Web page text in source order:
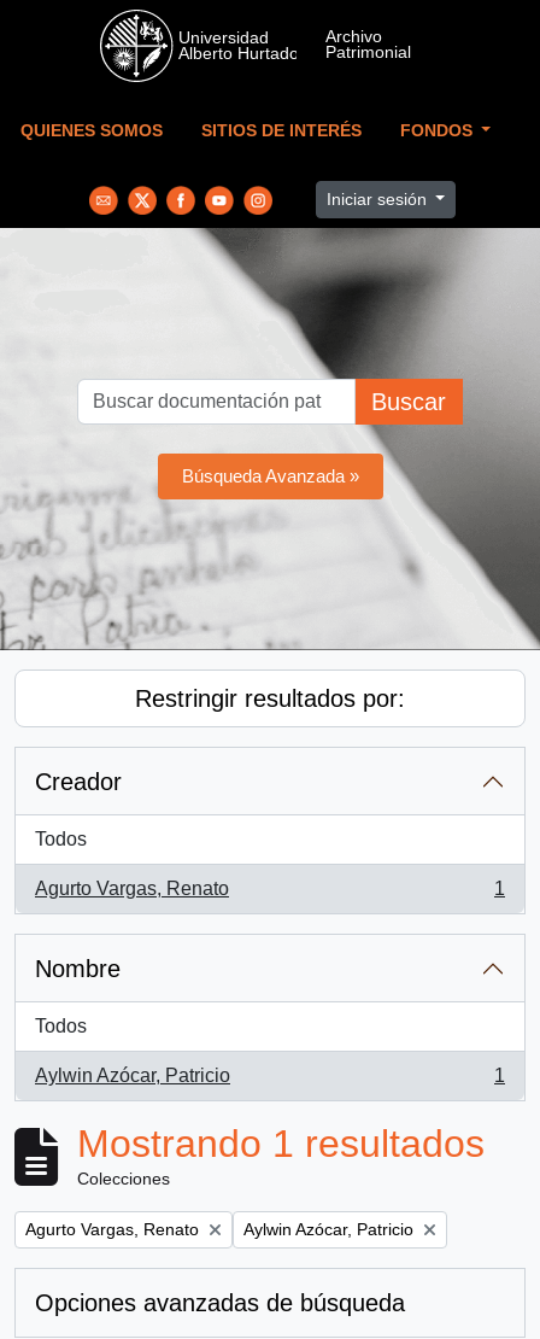
Skip to main content
QUIENES SOMOS SITIOS DE INTERÉS FONDOS
Iniciar sesión
Buscar
Búsqueda Avanzada »
Restringir resultados por:
Creador
Todos
Agurto Vargas, Renato
, 1 resultados
1
Nombre
Todos
Aylwin Azócar, Patricio
, 1 resultados
1
Mostrando 1 resultados
Colecciones
Remove filter:
Agurto Vargas, Renato Remove filter:
Aylwin Azócar, Patricio
Opciones avanzadas de búsqueda